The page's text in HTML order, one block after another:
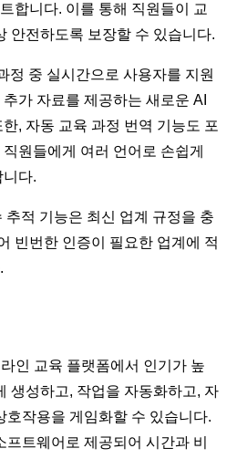
합니다. 이를 통해 직원들이 교
안전하도록 보장할 수 있습니다.
정 중 실시간으로 사용자를 지원
가 자료를 제공하는 새로운 AI
, 자동 교육 과정 번역 기능도 포
원들에게 여러 언어로 손쉽게
니다.
추적 기능은 최신 업계 규정을 충
빈번한 인증이 필요한 업계에 적
인 교육 플랫폼에서 인기가 높
생성하고, 작업을 자동화하고, 자
호작용을 게임화할 수 있습니다.
트웨어로 제공되어 시간과 비